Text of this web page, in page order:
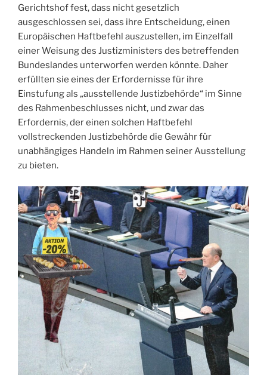
Gerichtshof fest, dass nicht gesetzlich
ausgeschlossen sei, dass ihre Entscheidung, einen
Europäischen Haftbefehl auszustellen, im Einzelfall
einer Weisung des Justizministers des betreffenden
Bundeslandes unterworfen werden könnte. Daher
erfüllten sie eines der Erfordernisse für ihre
Einstufung als „ausstellende Justizbehörde“ im Sinne
des Rahmenbeschlusses nicht, und zwar das
Erfordernis, der einen solchen Haftbefehl
vollstreckenden Justizbehörde die Gewähr für
unabhängiges Handeln im Rahmen seiner Ausstellung
zu bieten.